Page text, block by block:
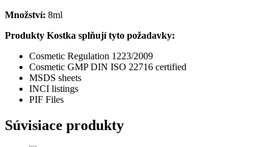
Množství: 8ml
Produkty Kostka splňují tyto požadavky:
Cosmetic Regulation 1223/2009
Cosmetic GMP DIN ISO 22716 certified
MSDS sheets
INCI listings
PIF Files
Súvisiace produkty